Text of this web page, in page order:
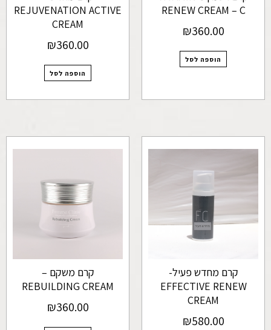
RENEW CREAM – C
₪360.00
הוספה לסל
REJUVENATION ACTIVE
CREAM
₪360.00
הוספה לסל
קרם מחדש פעיל-
EFFECTIVE RENEW
CREAM
₪580.00
קרם משקם –
REBUILDING CREAM
₪360.00